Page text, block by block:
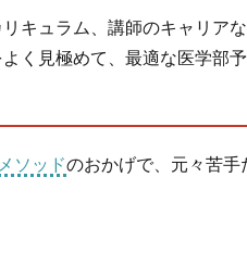
キュラム、講師のキャリア
く見極めて、最適な医学部
ソッドのおかげで、元々苦手